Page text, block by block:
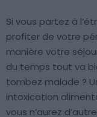
Si vous partez à
profiter de votre
manière votre
du temps tout va
tombez malade ?
intoxication
vous n’aurez